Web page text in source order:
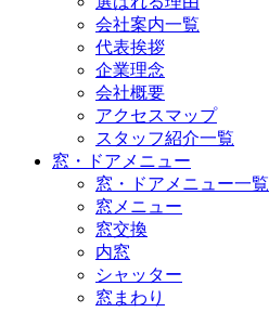
会社案内一覧
代表挨拶
企業理念
会社概要
アクセスマップ
スタッフ紹介一覧
窓・ドアメニュー
窓・ドアメニュー一覧
窓メニュー
窓交換
内窓
シャッター
窓まわり